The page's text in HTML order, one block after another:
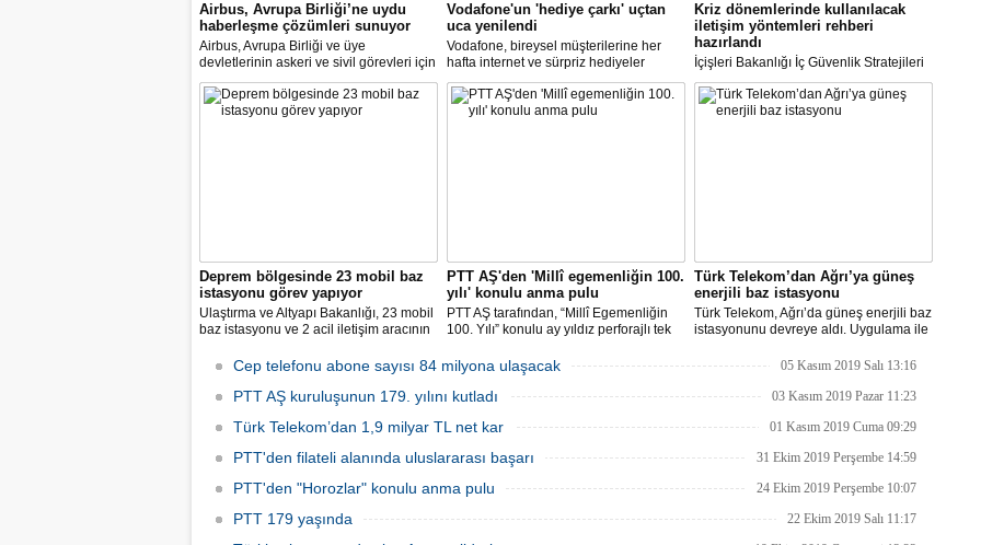
Airbus, Avrupa Birliği’ne uydu
haberleşme çözümleri sunuyor
Airbus, Avrupa Birliği ve üye
devletlerinin askeri ve sivil görevleri için
uydu haberleşme çözümleri sağlamaya
yönelik anlaşma yaptı.
Vodafone'un 'hediye çarkı' uçtan
uca yenilendi
Vodafone, bireysel müşterilerine her
hafta internet ve sürpriz hediyeler
kazanma şansı sunduğu “Hediye Çarkı”
platformunu yeniledi. Vodafone
Yanımda uygulaması üzerinden erişilen
Kriz dönemlerinde kullanılacak
iletişim yöntemleri rehberi
hazırlandı
İçişleri Bakanlığı İç Güvenlik Stratejileri
Dairesi Başkanlığınca kriz durumlarının
iletişim yönetim sürecine ilişkin genel
bir model oluşturmak üzere "Kriz İletişim
Deprem bölgesinde 23 mobil baz
istasyonu görev yapıyor
Ulaştırma ve Altyapı Bakanlığı, 23 mobil
baz istasyonu ve 2 acil iletişim aracının
bildirdi.
PTT AŞ'den 'Millî egemenliğin 100.
yılı' konulu anma pulu
PTT AŞ tarafından, “Millî Egemenliğin
100. Yılı” konulu ay yıldız perforajlı tek
lak uygulamalı seri numaralı blok pul ile
ilk gün zarfı 28 Ocak 2020 tarihinde
tedavüle sunuldu.
Türk Telekom’dan Ağrı’ya güneş
enerjili baz istasyonu
Türk Telekom, Ağrı’da güneş enerjili baz
istasyonunu devreye aldı. Uygulama ile
kullanılması ve yenilenebilir enerjinin
köylerin iletişim kalitesi yükseltildi.
Cep telefonu abone sayısı 84 milyona ulaşacak 05 Kasım 2019 Salı 13:16
PTT AŞ kuruluşunun 179. yılını kutladı 03 Kasım 2019 Pazar 11:23
Türk Telekom’dan 1,9 milyar TL net kar 01 Kasım 2019 Cuma 09:29
PTT'den filateli alanında uluslararası başarı 31 Ekim 2019 Perşembe 14:59
PTT'den "Horozlar" konulu anma pulu 24 Ekim 2019 Perşembe 10:07
PTT 179 yaşında 22 Ekim 2019 Salı 11:17